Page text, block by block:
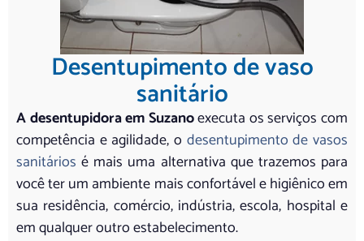
Desentupimento de vaso
sanitário
A desentupidora em Suzanoexecuta os serviços com
competência e agilidade, o desentupimento de vasos
sanitários é mais uma alternativa que trazemos para
você ter um ambiente mais confortável e higiênico em
sua residência, comércio, indústria, escola, hospital e
em qualquer outro estabelecimento.